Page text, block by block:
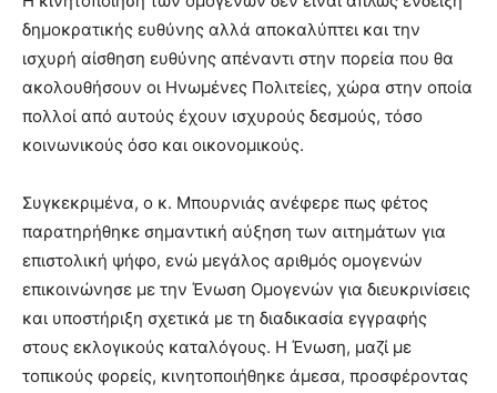
δημοκρατικής ευθύνης αλλά αποκαλύπτει και την
ισχυρή αίσθηση ευθύνης απέναντι στην πορεία που θα
ακολουθήσουν οι Ηνωμένες Πολιτείες, χώρα στην οποία
πολλοί από αυτούς έχουν ισχυρούς δεσμούς, τόσο
κοινωνικούς όσο και οικονομικούς.
Συγκεκριμένα, ο κ. Μπουρνιάς ανέφερε πως φέτος
παρατηρήθηκε σημαντική αύξηση των αιτημάτων για
επιστολική ψήφο, ενώ μεγάλος αριθμός ομογενών
επικοινώνησε με την Ένωση Ομογενών για διευκρινίσεις
και υποστήριξη σχετικά με τη διαδικασία εγγραφής
στους εκλογικούς καταλόγους. Η Ένωση, μαζί με
τοπικούς φορείς, κινητοποιήθηκε άμεσα, προσφέροντας